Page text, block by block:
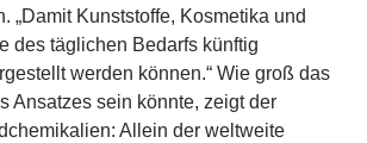
„Damit Kunststoffe, Kosmetika und
des täglichen Bedarfs künftig
werden können.“ Wie groß das
Ansatzes sein könnte, zeigt der
Allein der weltweite